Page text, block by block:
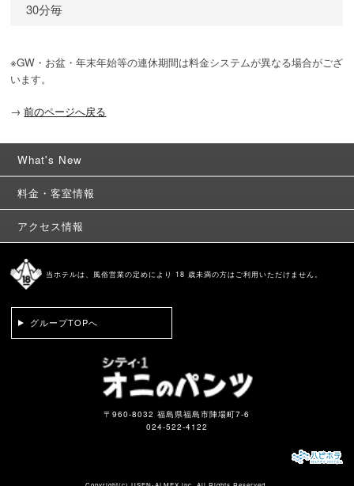
30分毎
※GW・お盆・年末年始等の連休期間は料金システムが異なる場合がござ
います。
→ 前のページへ戻る
What's New
料金・客室情報
アクセス情報
当ホテルは、風俗営業の定めにより 18 歳未満の方はご利用いただけません。
グループTOPへ
〒960-8032 福島県福島市陣場町7-6
024-522-4122